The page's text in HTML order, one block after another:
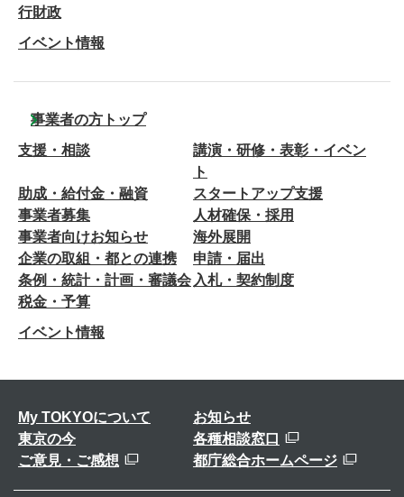
行財政
イベント情報
事業者の方トップ
支援・相談
講演・研修・表彰・イベン
ト
助成・給付金・融資
スタートアップ支援
事業者募集
人材確保・採用
事業者向けお知らせ
海外展開
企業の取組・都との連携
申請・届出
条例・統計・計画・審議会 入札・契約制度
税金・予算
イベント情報
My TOKYOについて
お知らせ
東京の今
各種相談窓口
ご意見・ご感想
都庁総合ホームページ